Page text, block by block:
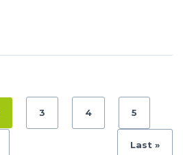
3 4 5
Last »